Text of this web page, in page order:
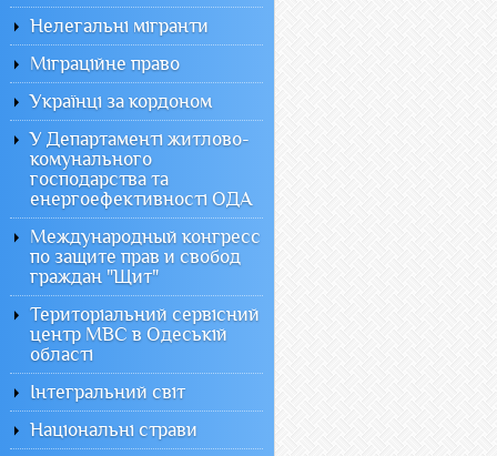
Нелегальні мігранти
Міграційне право
Українці за кордоном
У Департаменті житлово-
комунального
господарства та
енергоефективності ОДА
Международный конгресс
по защите прав и свобод
граждан "Щит"
Територіальний сервісний
центр МВС в Одеській
області
Інтегральний світ
Національні страви